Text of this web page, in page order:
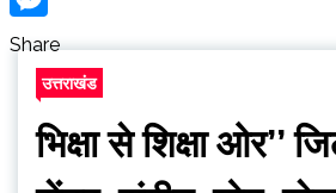
उत्तराखंड
भिक्षा से शिक्षा
Messenger
Share